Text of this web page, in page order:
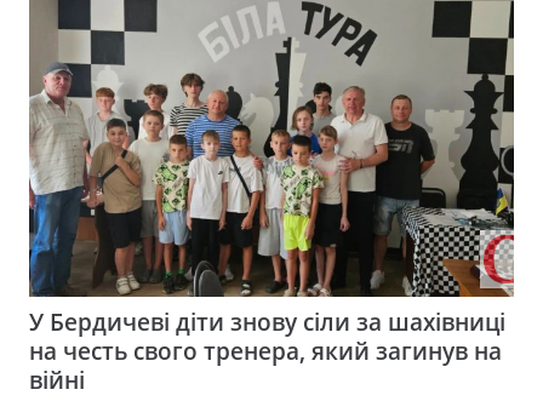
У Бердичеві діти знову сіли за шахівниці
на честь свого тренера, який загинув на
війні